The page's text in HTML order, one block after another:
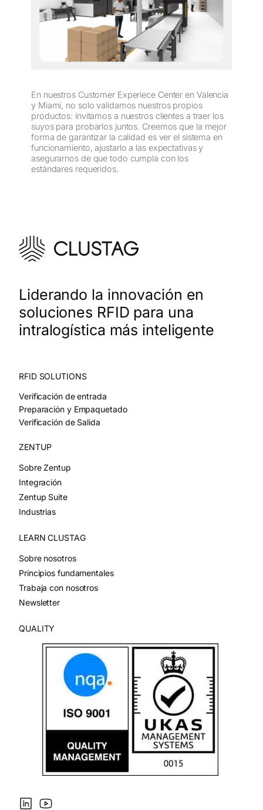
En nuestros Customer Experiece Center en Valencia
y Miami, no solo validamos nuestros propios
productos: invitamos a nuestros clientes a traer los
suyos para probarlos juntos. Creemos que la mejor
forma de garantizar la calidad es ver el sistema en
funcionamiento, ajustarlo a las expectativas y
asegurarnos de que todo cumpla con los
estándares requeridos.
Liderando la innovación en
soluciones RFID para una
intralogística más inteligente
RFID SOLUTIONS
Verificación de entrada
Preparación y Empaquetado
Verificación de Salida
ZENTUP
Sobre Zentup
Integración
Zentup Suite
Industrias
LEARN CLUSTAG
Sobre nosotros
Principios fundamentales
Trabaja con nosotros
Newsletter
QUALITY